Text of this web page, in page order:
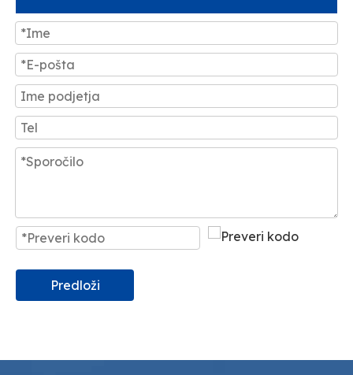
Predloži